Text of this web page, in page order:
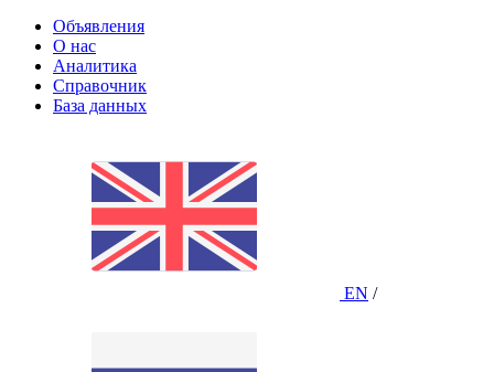
Объявления
О нас
Аналитика
Справочник
База данных
EN /